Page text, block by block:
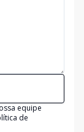
equipe
de